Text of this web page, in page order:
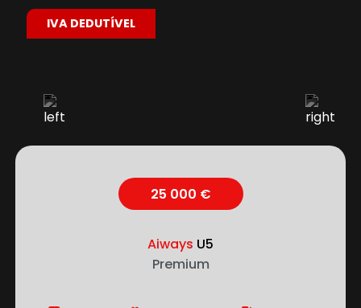
25 000 €
Aiways U5
Premium
IVA DEDUTÍVEL